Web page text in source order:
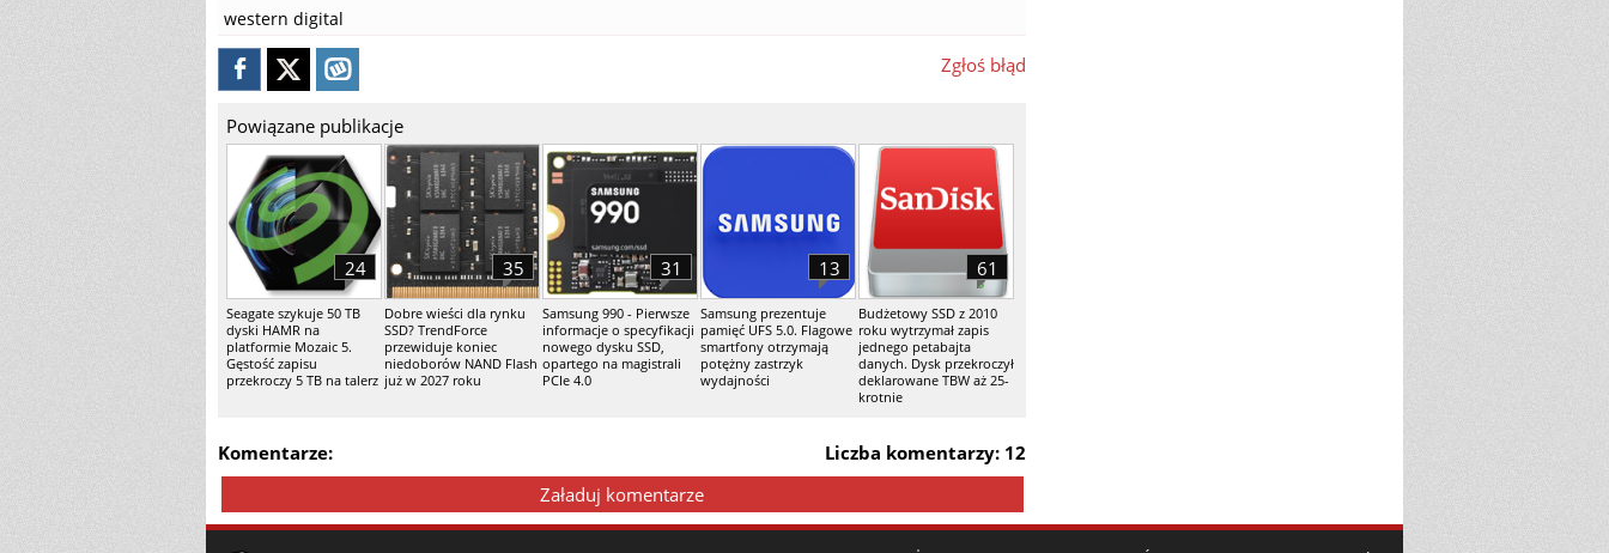
western digital
Zgłoś błąd
Powiązane publikacje
Seagate szykuje 50 TB
dyski HAMR na
platformie Mozaic 5.
Gęstość zapisu
przekroczy 5 TB na talerz
24
Dobre wieści dla rynku
SSD? TrendForce
przewiduje koniec
niedoborów NAND Flash
już w 2027 roku
35
Samsung 990 - Pierwsze
informacje o specyfikacji
nowego dysku SSD,
opartego na magistrali
PCIe 4.0
31
Samsung prezentuje
pamięć UFS 5.0. Flagowe
smartfony otrzymają
potężny zastrzyk
wydajności
13
Budżetowy SSD z 2010
roku wytrzymał zapis
jednego petabajta
danych. Dysk przekroczył
deklarowane TBW aż 25-
krotnie
61
Liczba komentarzy: 12
Komentarze:
Załaduj komentarze